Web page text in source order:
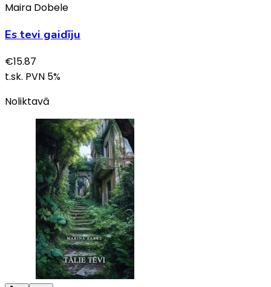
Maira Dobele
Es tevi gaidīju
€15.87
t.sk. PVN 5%
Noliktavā